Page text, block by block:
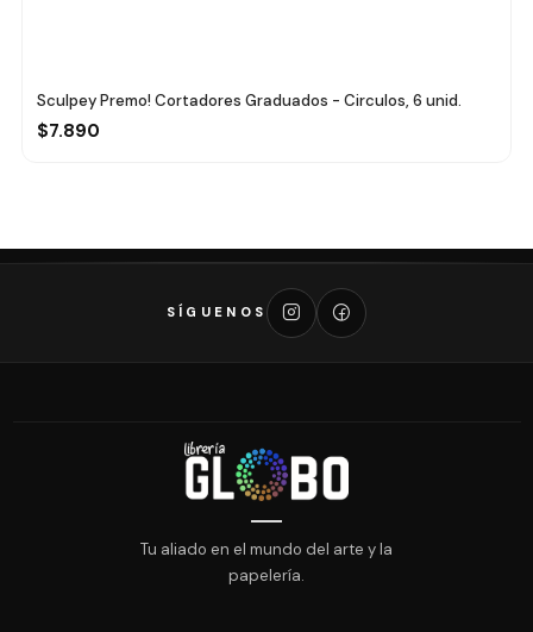
Sculpey Premo! Cortadores Graduados - Circulos, 6 unid.
$7.890
SÍGUENOS
Tu aliado en el mundo del arte y la
papelería.